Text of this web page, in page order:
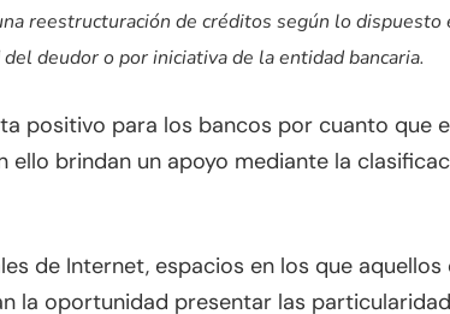
reestructuración de créditos según lo
deudor o por iniciativa de la entidad bancaria.
positivo para los bancos por cuanto que
brindan un apoyo mediante la
de Internet, espacios en los que
la oportunidad presentar las